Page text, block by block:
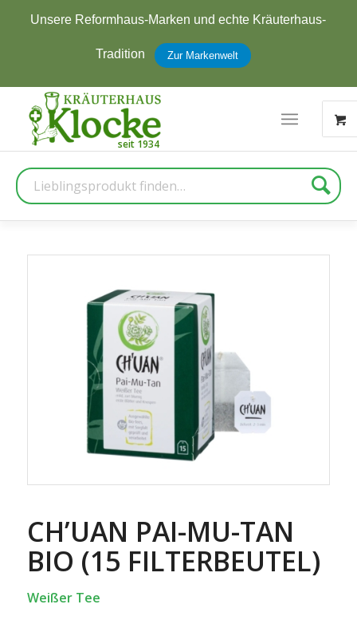
Unsere Reformhaus-Marken und echte Kräuterhaus-
Tradition Zur Markenwelt
Suche
CH’UAN PAI-MU-TAN
BIO (15 FILTERBEUTEL)
Weißer Tee